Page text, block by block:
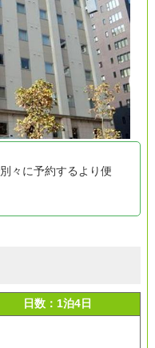
々に予約するより便
日数：1泊4日